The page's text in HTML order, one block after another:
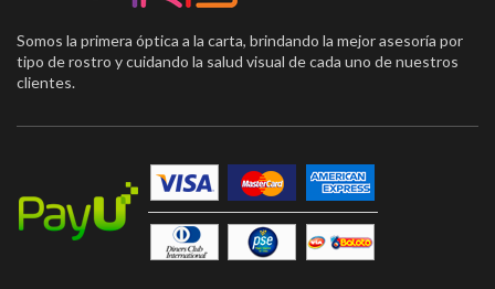
Somos la primera óptica a la carta, brindando la mejor asesoría por
tipo de rostro y cuidando la salud visual de cada uno de nuestros
clientes.